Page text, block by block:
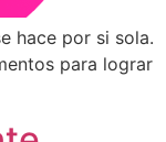
hace por si sola.
para lograr